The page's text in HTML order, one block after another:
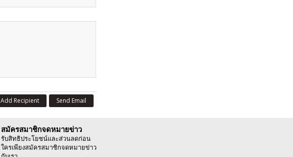
Send Email
Add Recipient
สมัครสมาชิกจดหมายข่าว
รับสิทธิประโยชน์และส่วนลดก่อน
ใครเพียงสมัครสมาชิกจดหมายข่าว